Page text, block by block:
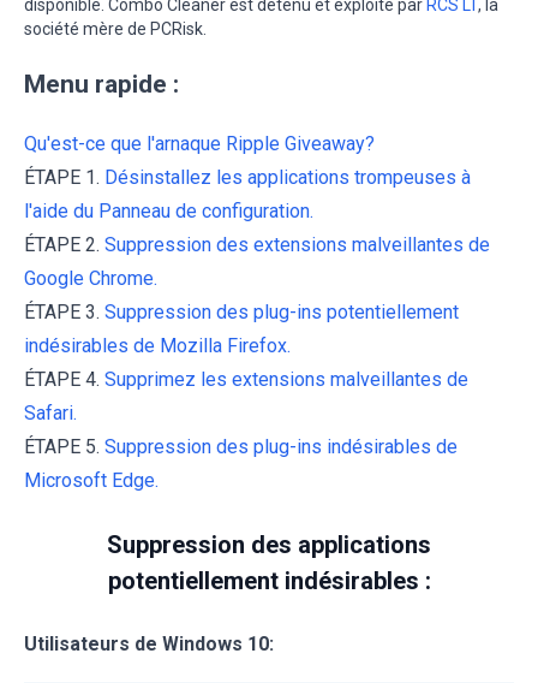
disponible. Combo Cleaner est détenu et exploité par RCS LT , la
société mère de PCRisk.
Menu rapide :
Qu'est-ce que l'arnaque Ripple Giveaway?
ÉTAPE 1. Désinstallez les applications trompeuses à
l'aide du Panneau de configuration.
ÉTAPE 2. Suppression des extensions malveillantes de
Google Chrome.
ÉTAPE 3. Suppression des plug-ins potentiellement
indésirables de Mozilla Firefox.
ÉTAPE 4. Supprimez les extensions malveillantes de
Safari.
ÉTAPE 5. Suppression des plug-ins indésirables de
Microsoft Edge.
Suppression des applications
potentiellement indésirables :
Utilisateurs de Windows 10: